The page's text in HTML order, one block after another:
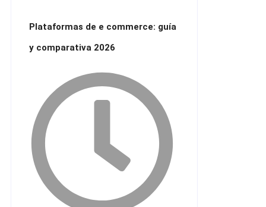
Plataformas de e commerce: guía
y comparativa 2026